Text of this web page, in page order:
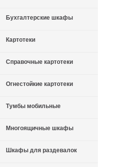
Бухгалтерские шкафы
Картотеки
Справочные картотеки
Огнестойкие картотеки
Тумбы мобильные
Многоящичные шкафы
Шкафы для раздевалок